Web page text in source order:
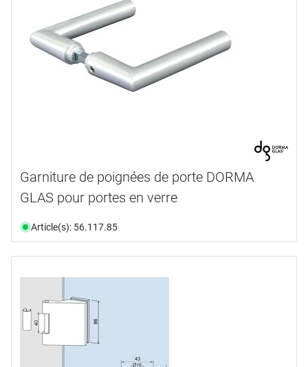
Garniture de poignées de porte DORMA
GLAS pour portes en verre
Article(s): 56.117.85